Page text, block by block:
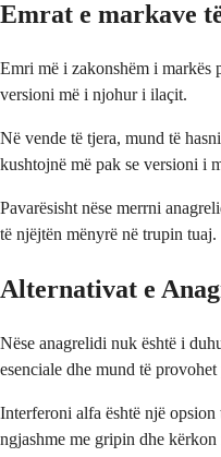
Emrat e markave
Emri më i zakonshëm i markës
versioni më i njohur i ilaçit.
Në vende të tjera, mund të
kushtojnë më pak se versioni i
Pavarësisht nëse merrni
të njëjtën mënyrë në trupin tuaj.
Alternativat e
Nëse anagrelidi nuk është i
esenciale dhe mund të
Interferoni alfa është një
ngjashme me gripin dhe